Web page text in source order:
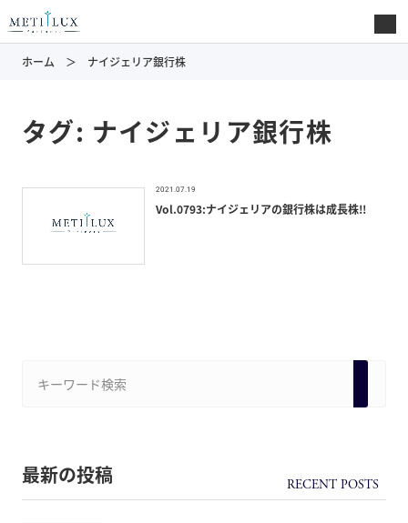
ホーム ナイジェリア銀行株
タグ: ナイジェリア銀行株
2021.07.19
Vol.0793:ナイジェリアの銀行株は成長株!!
最新の投稿